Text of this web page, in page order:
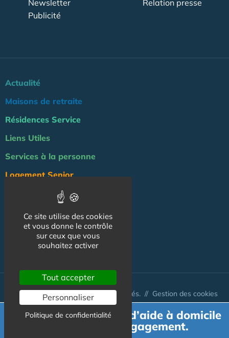
Newsletter
Publicité
Relation presse
Actualité
Maisons de retraite
Résidences Service
Liens Utiles
Services à la personne
Logement Senior
Emploi & formation
Professionnels
NOS AUTRES SITES :
© Australis 2026 - Tous droits réservés. // Gestion des cookies
Demande de devis d’aide à domicile
gratuit et sans engagement.
Ce site utilise des cookies
et vous donne le contrôle
sur ceux que vous
souhaitez activer
Tout accepter
Personnaliser
Politique de confidentialité